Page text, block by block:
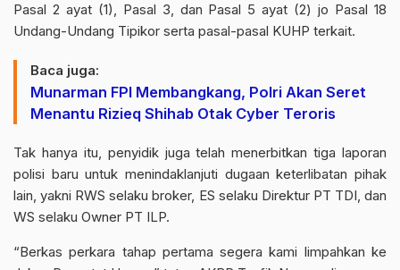
Pasal 2 ayat (1), Pasal 3, dan Pasal 5 ayat (2) jo Pasal 18
Undang-Undang Tipikor serta pasal-pasal KUHP terkait.
Baca juga:
Munarman FPI Membangkang, Polri Akan Seret
Menantu Rizieq Shihab Otak Cyber Teroris
Tak hanya itu, penyidik juga telah menerbitkan tiga laporan
polisi baru untuk menindaklanjuti dugaan keterlibatan pihak
lain, yakni RWS selaku broker, ES selaku Direktur PT TDI, dan
WS selaku Owner PT ILP.
“Berkas perkara tahap pertama segera kami limpahkan ke